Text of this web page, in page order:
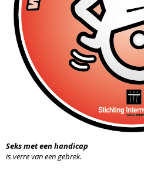
Seks met een handicap
is verre van een gebrek.